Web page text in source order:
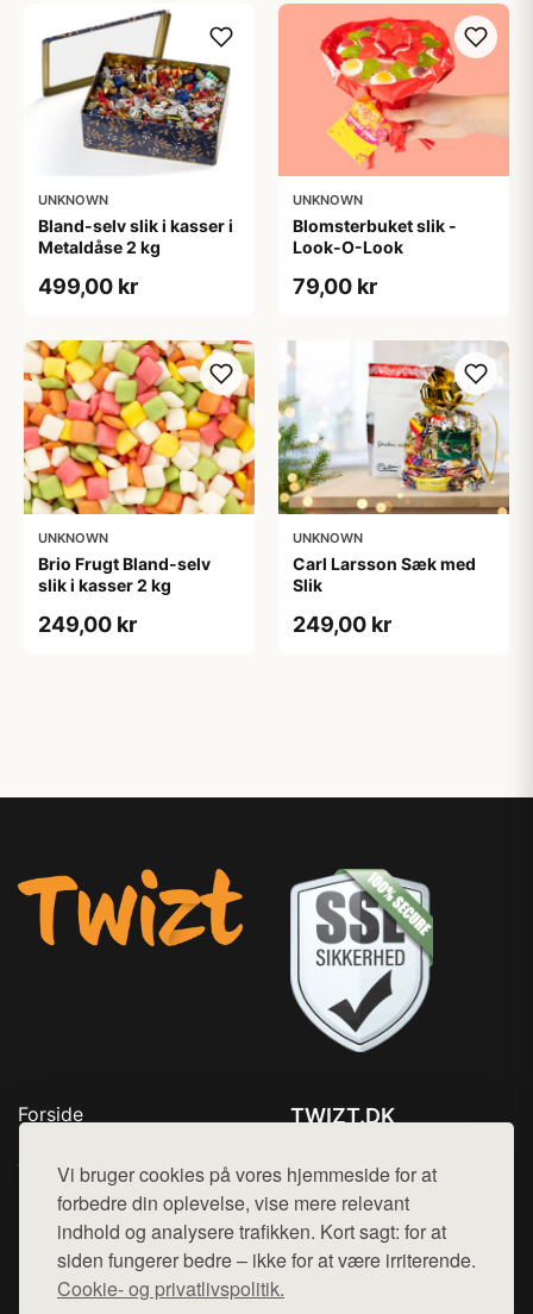
Vi bruger cookies på vores hjemmeside for at
forbedre din oplevelse, vise mere relevant
indhold og analysere trafikken. Kort sagt: for at
siden fungerer bedre – ikke for at være irriterende.
Cookie- og privatlivspolitik.
UNKNOWN
Bland-selv slik i kasser i
Metaldåse 2 kg
499,00 kr
UNKNOWN
Blomsterbuket slik -
Look-O-Look
79,00 kr
UNKNOWN
Brio Frugt Bland-selv
slik i kasser 2 kg
249,00 kr
UNKNOWN
Carl Larsson Sæk med
Slik
249,00 kr
Forside
Top Rabatter
Kontakt
TWIZT.DK
Mail: hej@want.dk
Cookie- og privatlivspolitik